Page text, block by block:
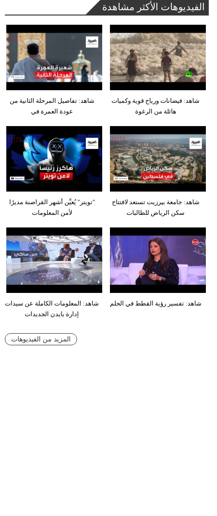
الفيديوهات الأكثر مشاهدة
شاهد: تفاصيل المرحلة الثانية من
عودة العمرة في
شاهد: فيضانات ورياح قوية وكميات
هائلة من الرغوة
"تويتر" يُعيِّن أشهر القراصنة مديرًا
لأمن المعلومات
شاهد: جامعة بيرزيت تستعد لافتتاح
سكن الرياض للطالبات
شاهد: المعلومات الكاملة عن سيدات
إدارة بايدن الجديدات
شاهد: تفسير رؤية القطط في الحلم
المزيد من الفيديوهات